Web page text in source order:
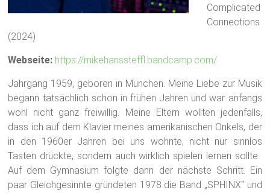
Complicated
Connections
(2024)
Webseite: https://mikehanssteffl.bandcamp.com/
Jahrgang 1959, geboren in München. Meine Liebe zur Musik
begann tatsächlich schon in frühen Jahren und war anfangs
wohl nicht ganz freiwillig. Meine Eltern wollten jedenfalls,
dass ich auf dem Klavier meines amerikanischen Onkels, der
in den 1960er Jahren bei uns wohnte, nicht nur sinnlos
Tasten drückte, sondern auch wirklich spielen lernen sollte.
Auf dem Gymnasium folgte dann der nächste Schritt. Ein
paar Gleichgesinnte gründeten 1978 die Band „SPHINX“ und